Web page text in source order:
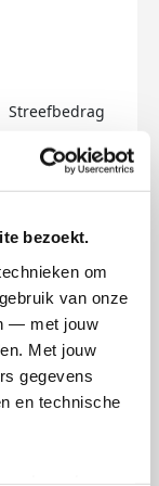
bezoekt.
om
van onze
— met jouw
Met jouw
gegevens
en technische
Streefbedrag